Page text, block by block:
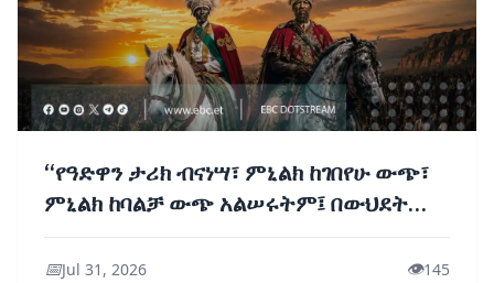
“የዓድዋን ታሪክ ብናነሣ፣ ምኒልክ ከገበየሁ ውጭ፣
ምኒልክ ከባልቻ ውጭ አልሠሩትም፤ በውህደት
የተሠራ የጋራ ድል ነው” ጠቅላይ ሚኒስትር ዐቢይ
አሕመድ (ዶ/ር)
📅Jul 31, 2026 👁️145